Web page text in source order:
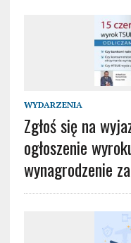
WYDARZENIA
Zgłoś się na
ogłoszenie
wynagrodzenie